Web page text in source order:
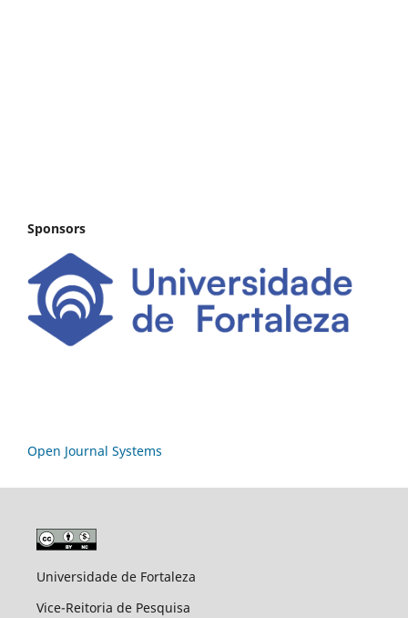
Sponsors
Open Journal Systems
Universidade de Fortaleza
Vice-Reitoria de Pesquisa